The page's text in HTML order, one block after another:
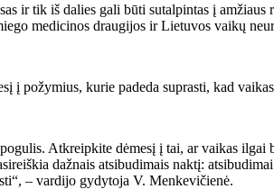
ir tik iš dalies gali būti sutalpintas į
medicinos draugijos ir Lietuvos vaikų
požymius, kurie padeda suprasti, kad
Atkreipkite dėmesį į tai, ar vaikas
dažnais atsibudimais naktį:
– vardijo gydytoja V. Menkevičienė.